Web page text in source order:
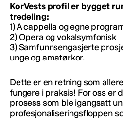
KorVests profil er bygget
tredeling:
1) A cappella og egne
2) Opera og vokalsymfonisk
3) Samfunnsengasjerte
unge og amatørkor.
Dette er en retning som
fungere i praksis! For oss er
prosess som ble igangsatt
profesjonaliseringsfloppen